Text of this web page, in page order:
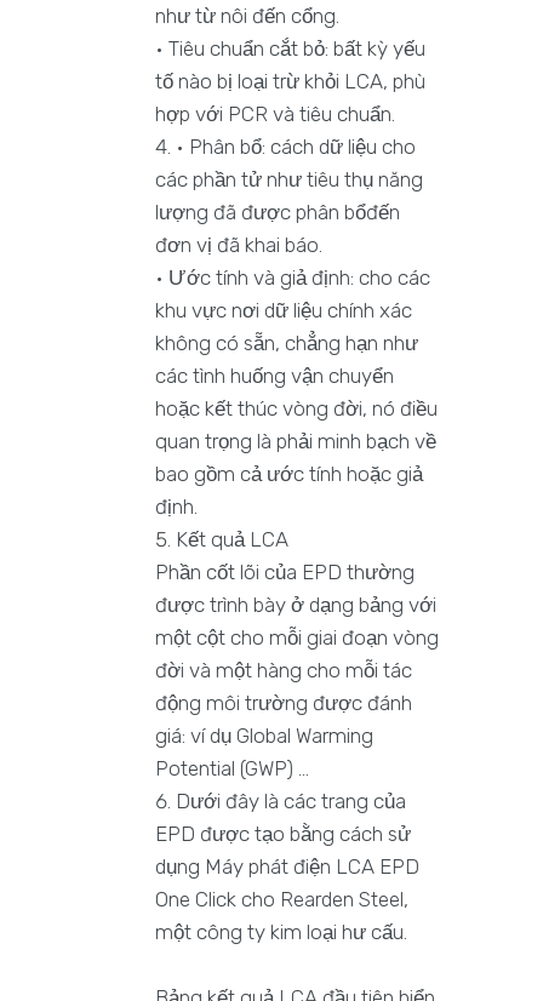
như từ nôi đến cổng.
• Tiêu chuẩn cắt bỏ: bất kỳ yếu
tố nào bị loại trừ khỏi LCA, phù
hợp với PCR và tiêu chuẩn.
• Phân bổ: cách dữ liệu cho
các phần tử như tiêu thụ năng
lượng đã được phân bổđến
đơn vị đã khai báo.
• Ước tính và giả định: cho các
khu vực nơi dữ liệu chính xác
không có sẵn, chẳng hạn như
các tình huống vận chuyển
hoặc kết thúc vòng đời, nó điều
quan trọng là phải minh bạch về
bao gồm cả ước tính hoặc giả
định.
Kết quả LCA
Phần cốt lõi của EPD thường
được trình bày ở dạng bảng với
một cột cho mỗi giai đoạn vòng
đời và một hàng cho mỗi tác
động môi trường được đánh
giá: ví dụ Global Warming
Potential (GWP) …
Dưới đây là các trang của
EPD được tạo bằng cách sử
dụng Máy phát điện LCA EPD
One Click cho Rearden Steel,
một công ty kim loại hư cấu.